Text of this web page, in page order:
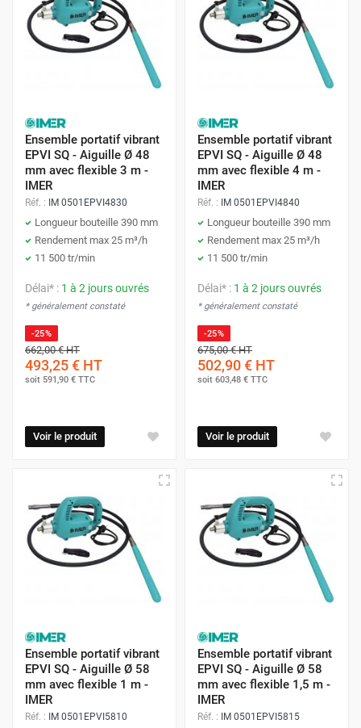
Ensemble portatif vibrant
EPVI SQ - Aiguille Ø 48
mm avec flexible 3 m -
IMER
Réf. : IM 0501EPVI4830
Longueur bouteille 390 mm
Rendement max 25 m³/h
11 500 tr/min
Délai* : 1 à 2 jours ouvrés
* généralement constaté
-25%
662,00 €HT
493,25 € HT
soit 591,90 € TTC
Voir le produit
Ensemble portatif vibrant
EPVI SQ - Aiguille Ø 48
mm avec flexible 4 m -
IMER
Réf. : IM 0501EPVI4840
Longueur bouteille 390 mm
Rendement max 25 m³/h
11 500 tr/min
Délai* : 1 à 2 jours ouvrés
* généralement constaté
-25%
675,00 €HT
502,90 € HT
soit 603,48 € TTC
Voir le produit
Ensemble portatif vibrant
EPVI SQ - Aiguille Ø 58
mm avec flexible 1 m -
IMER
Réf. : IM 0501EPVI5810
Ensemble portatif vibrant
EPVI SQ - Aiguille Ø 58
mm avec flexible 1,5 m -
IMER
Réf. : IM 0501EPVI5815